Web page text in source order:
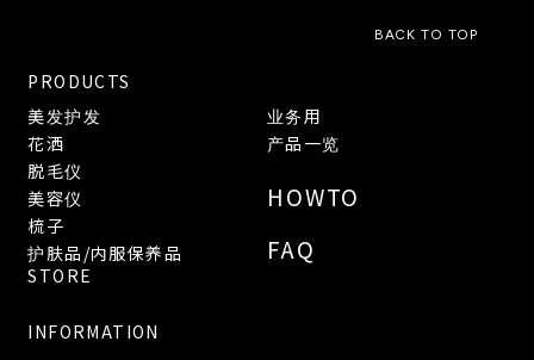
BACK TO TOP
PRODUCTS
美发护发
花洒
脱毛仪
美容仪
梳子
护肤品/内服保养品
业务用
产品一览
HOWTO
FAQ
STORE
INFORMATION